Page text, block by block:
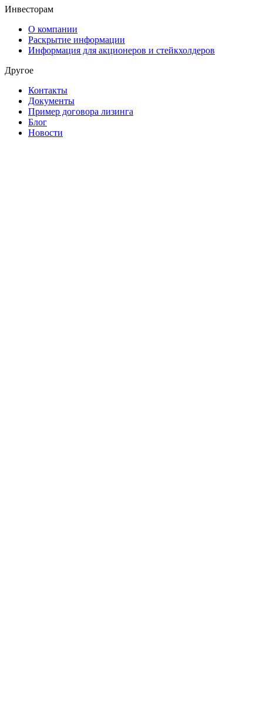
Инвесторам
О компании
Раскрытие информации
Информация для акционеров и стейкхолдеров
Другое
Контакты
Документы
Пример договора лизинга
Блог
Новости